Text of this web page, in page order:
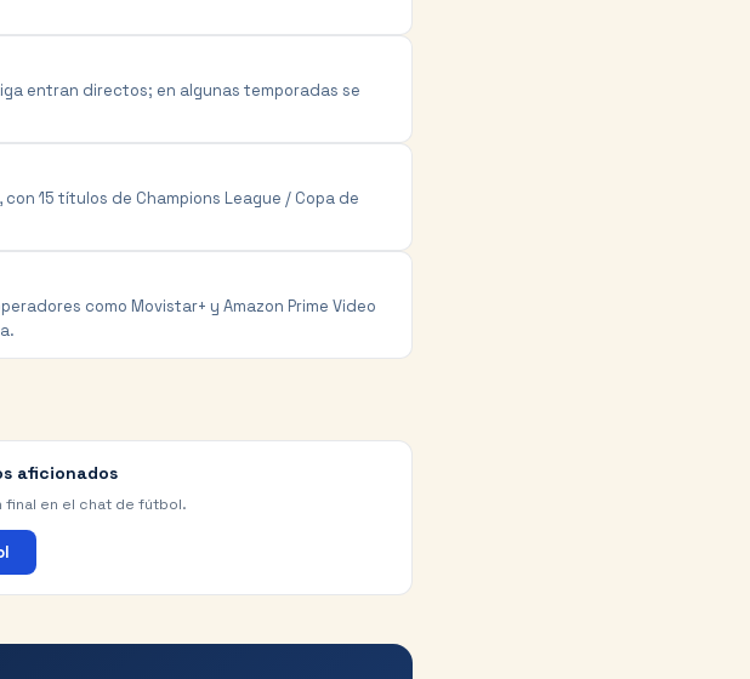
entran directos; en algunas temporadas se
15 títulos de Champions League / Copa de
como Movistar+ y Amazon Prime Video
aficionados
final en el chat de fútbol.